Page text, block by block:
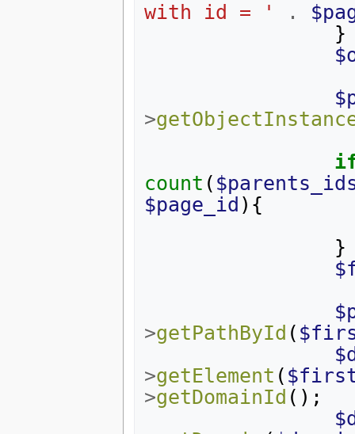
with id = '
.
}
>
count (
$page_id ){
}
>getPathById (
>getElement (
>getDomainId ();